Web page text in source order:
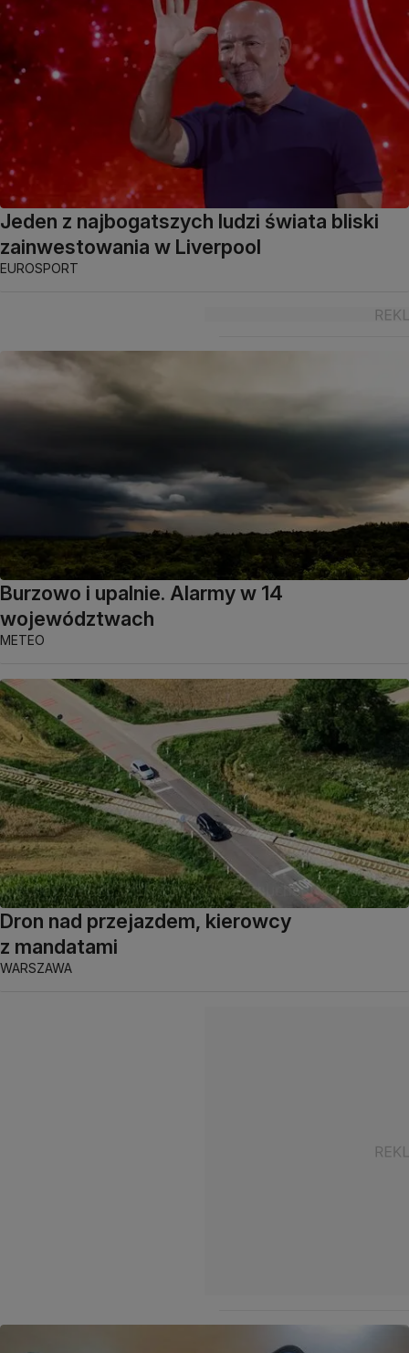
Jeden z najbogatszych ludzi świata bliski
zainwestowania w Liverpool
EUROSPORT
Burzowo i upalnie. Alarmy w 14
województwach
METEO
Dron nad przejazdem, kierowcy
z mandatami
WARSZAWA